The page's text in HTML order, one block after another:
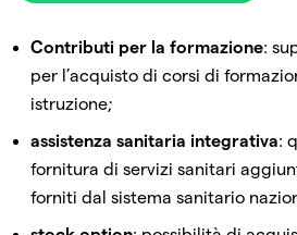
Contributi per la formazione:
per l’acquisto di corsi di
istruzione;
assistenza sanitaria integrativa:
fornitura di servizi sanitari
forniti dal sistema sanitario